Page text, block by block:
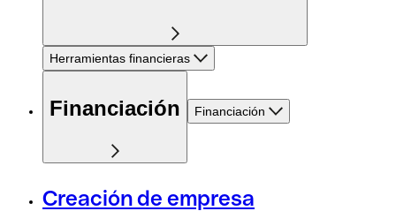
Herramientas financieras
Financiación Financiación
Creación de empresa